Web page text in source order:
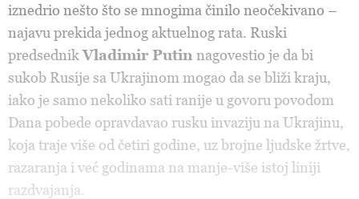
iznedrio nešto što se mnogima činilo neočekivano –
najavu prekida jednog aktuelnog rata. Ruski
predsednikVladimir Putin nagovestio je da bi
sukob Rusije sa Ukrajinom mogao da se bliži kraju,
iako je samo nekoliko sati ranije u govoru povodom
Dana pobede opravdavao rusku invaziju na Ukrajinu,
koja traje više od četiri godine, uz brojne ljudske žrtve,
razaranja i već godinama na manje-više istoj liniji
razdvajanja.